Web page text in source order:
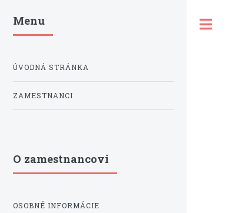
Menu
ÚVODNÁ STRÁNKA
ZAMESTNANCI
O zamestnancovi
OSOBNÉ INFORMÁCIE